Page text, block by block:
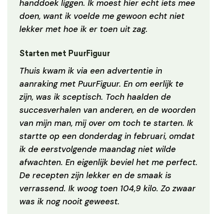
handdoek liggen. Ik moest hier echt iets mee
doen, want ik voelde me gewoon echt niet
lekker met hoe ik er toen uit zag.
Starten met PuurFiguur
Thuis kwam ik via een advertentie in
aanraking met PuurFiguur. En om eerlijk te
zijn, was ik sceptisch. Toch haalden de
succesverhalen van anderen, en de woorden
van mijn man, mij over om toch te starten. Ik
startte op een donderdag in februari, omdat
ik de eerstvolgende maandag niet wilde
afwachten. En eigenlijk beviel het me perfect.
De recepten zijn lekker en de smaak is
verrassend. Ik woog toen 104,9 kilo. Zo zwaar
was ik nog nooit geweest.